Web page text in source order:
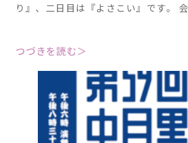
り』、二日目は『よさこい』です。
つづきを読む＞